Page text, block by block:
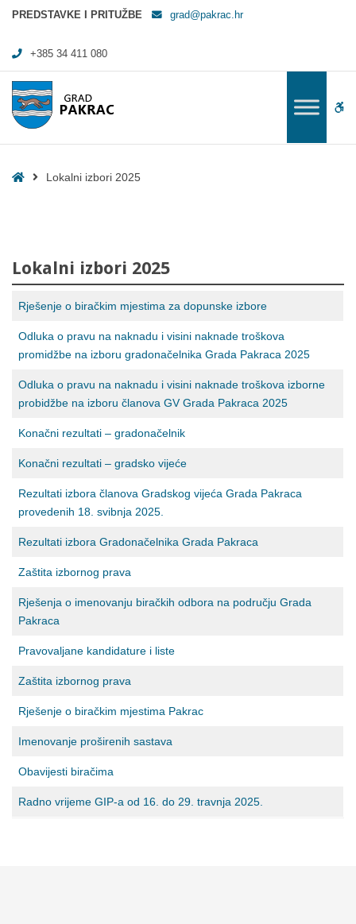
Lokalni izbori 2025 - Grad Pakrac
PREDSTAVKE I PRITUŽBE grad@pakrac.hr
+385 34 411 080
HomeLokalni izbori 2025
Lokalni izbori 2025
Rješenje o biračkim mjestima za dopunske izbore
Odluka o pravu na naknadu i visini naknade troškova
promidžbe na izboru gradonačelnika Grada Pakraca 2025
Odluka o pravu na naknadu i visini naknade troškova izborne
probidžbe na izboru članova GV Grada Pakraca 2025
Konačni rezultati – gradonačelnik
Konačni rezultati – gradsko vijeće
Rezultati izbora članova Gradskog vijeća Grada Pakraca
provedenih 18. svibnja 2025.
Rezultati izbora Gradonačelnika Grada Pakraca
Zaštita izbornog prava
Rješenja o imenovanju biračkih odbora na području Grada
Pakraca
Pravovaljane kandidature i liste
Zaštita izbornog prava
Rješenje o biračkim mjestima Pakrac
Imenovanje proširenih sastava
Obavijesti biračima
Radno vrijeme GIP-a od 16. do 29. travnja 2025.